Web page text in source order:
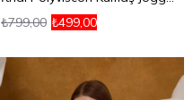
₺499,00
₺799,00